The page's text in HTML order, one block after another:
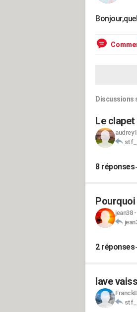
Discussions
Le
8 réponses
Pourquoi
jean38-
2 réponses
lave